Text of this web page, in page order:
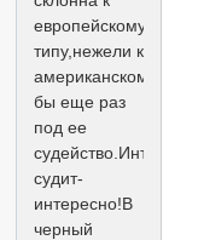
европейскому
типу,нежели к
бы еще раз
под ее
судит-
интересно!В
черный